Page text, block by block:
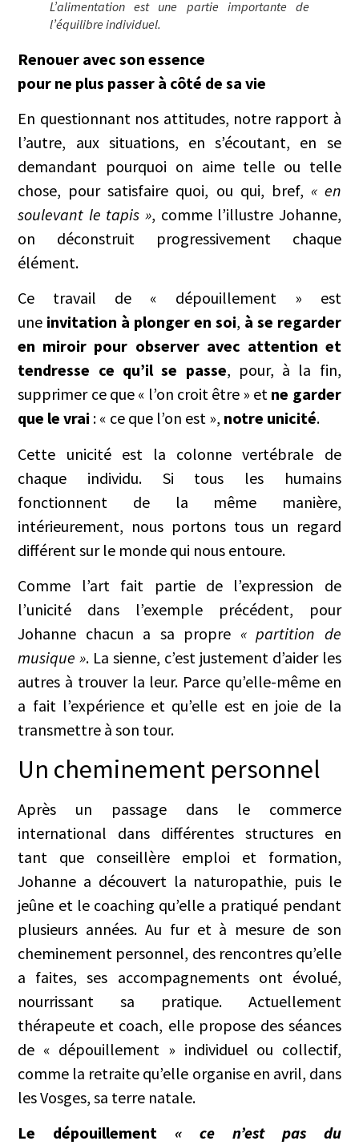
L’alimentation est une partie importante de
l’équilibre individuel.
Renouer avec son essence
pour ne plus passer à côté de sa vie
En questionnant nos attitudes, notre rapport à
l’autre, aux situations, en s’écoutant, en se
demandant pourquoi on aime telle ou telle
chose, pour satisfaire quoi, ou qui, bref, « en
soulevant le tapis », comme l’illustre Johanne,
on déconstruit progressivement chaque
élément.
Ce travail de « dépouillement » est
une invitation à plonger en soi, à se regarder
en miroir pour observer avec attention et
tendresse ce qu’il se passe, pour, à la fin,
supprimer ce que « l’on croit être » et ne garder
que le vrai : « ce que l’on est », notre unicité.
Cette unicité est la colonne vertébrale de
chaque individu. Si tous les humains
fonctionnent de la même manière,
intérieurement, nous portons tous un regard
différent sur le monde qui nous entoure.
Comme l’art fait partie de l’expression de
l’unicité dans l’exemple précédent, pour
Johanne chacun a sa propre « partition de
musique ». La sienne, c’est justement d’aider les
autres à trouver la leur. Parce qu’elle-même en
a fait l’expérience et qu’elle est en joie de la
transmettre à son tour.
Un cheminement personnel
Après un passage dans le commerce
international dans différentes structures en
tant que conseillère emploi et formation,
Johanne a découvert la naturopathie, puis le
jeûne et le coaching qu’elle a pratiqué pendant
plusieurs années. Au fur et à mesure de son
cheminement personnel, des rencontres qu’elle
a faites, ses accompagnements ont évolué,
nourrissant sa pratique. Actuellement
thérapeute et coach, elle propose des séances
de « dépouillement » individuel ou collectif,
comme la retraite qu’elle organise en avril, dans
les Vosges, sa terre natale.
Le dépouillement« ce n’est pas du